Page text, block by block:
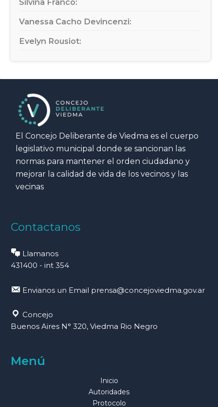
Silvina Franco:
Vanessa Cacho Devincenzi:
Evelyn Rousiot:
El Concejo Deliberante de Viedma es el cuerpo
legislativo municipal donde se sancionan las
normas para mantener el orden ciudadano y
mejorar la calidad de vida de los vecinos y las
vecinas
Contactanos
Llamanos
431400 - int 354
Envianos un Email prensa@concejoviedma.gov.ar
Concejo
Buenos Aires N° 320, Viedma Rio Negro
Menú
Inicio
Autoridades
Protocolo